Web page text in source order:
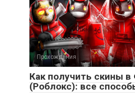
Прохождения
Как получить скины в
(Роблокс): все